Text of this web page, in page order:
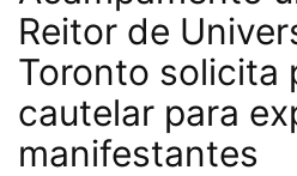
Reitor de
Toronto solicita
cautelar para
manifestantes